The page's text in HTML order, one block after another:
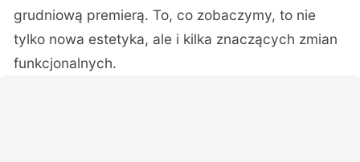
grudniową premierą. To, co zobaczymy, to nie
tylko nowa estetyka, ale i kilka znaczących zmian
funkcjonalnych.